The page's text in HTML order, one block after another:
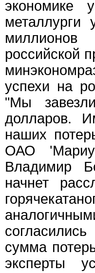
экономике
металлурги
российской
успехи на
"Мы
долларов.
наших
ОАО
Владимир
начнет
сумма
эксперты